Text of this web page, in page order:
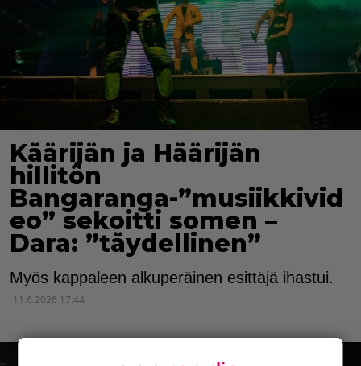
Käärijän ja Häärijän
hillitön
Bangaranga-”musiikkivid
eo” sekoitti somen –
Dara: ”täydellinen”
Myös kappaleen alkuperäinen esittäjä ihastui.
11.6.2026 17:44